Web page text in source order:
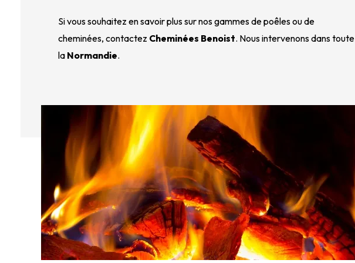
Si vous souhaitez en savoir plus sur nos gammes de poêles ou de
cheminées, contactez Cheminées Benoist. Nous intervenons dans toute
la Normandie.